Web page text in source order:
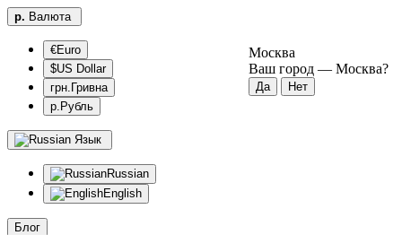
р. Валюта
€Euro
$US Dollar
грн.Гривна
р.Рубль
Язык
Russian
English
Блог
Москва
Ваш город — Москва?